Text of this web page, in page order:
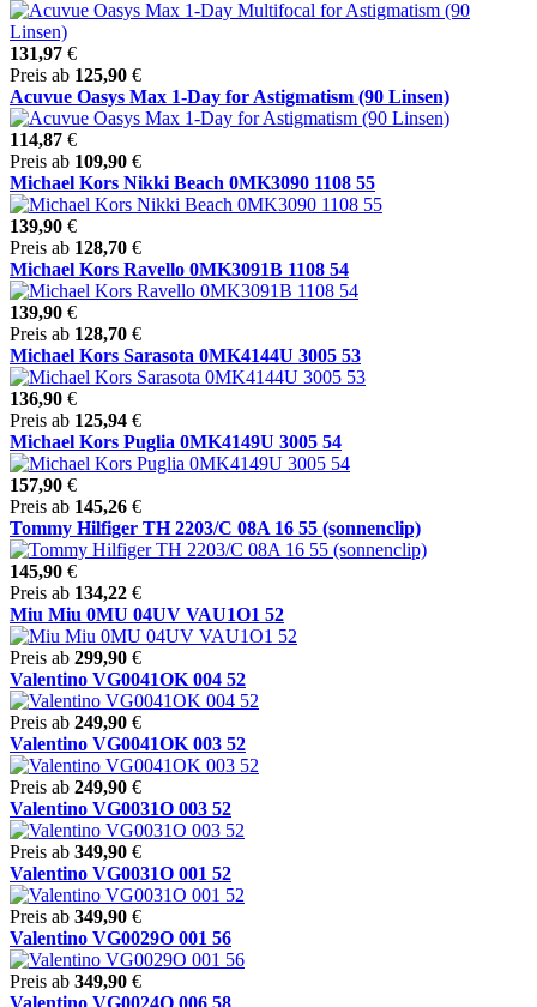
131,97 €
Preis ab 125,90 €
Acuvue Oasys Max 1-Day for Astigmatism (90 Linsen)
114,87 €
Preis ab 109,90 €
Michael Kors Nikki Beach 0MK3090 1108 55
139,90 €
Preis ab 128,70 €
Michael Kors Ravello 0MK3091B 1108 54
139,90 €
Preis ab 128,70 €
Michael Kors Sarasota 0MK4144U 3005 53
136,90 €
Preis ab 125,94 €
Michael Kors Puglia 0MK4149U 3005 54
157,90 €
Preis ab 145,26 €
Tommy Hilfiger TH 2203/C 08A 16 55 (sonnenclip)
145,90 €
Preis ab 134,22 €
Miu Miu 0MU 04UV VAU1O1 52
Preis ab 299,90 €
Valentino VG0041OK 004 52
Preis ab 249,90 €
Valentino VG0041OK 003 52
Preis ab 249,90 €
Valentino VG0031O 003 52
Preis ab 349,90 €
Valentino VG0031O 001 52
Preis ab 349,90 €
Valentino VG0029O 001 56
Preis ab 349,90 €
Valentino VG0024O 006 58